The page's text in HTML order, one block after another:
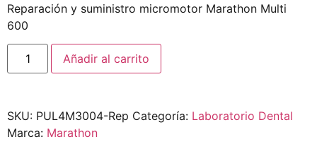
Reparación y suministro micromotor Marathon Multi
600
Añadir al carrito
SKU: PUL4M3004-Rep Categoría: Laboratorio Dental
Marca: Marathon